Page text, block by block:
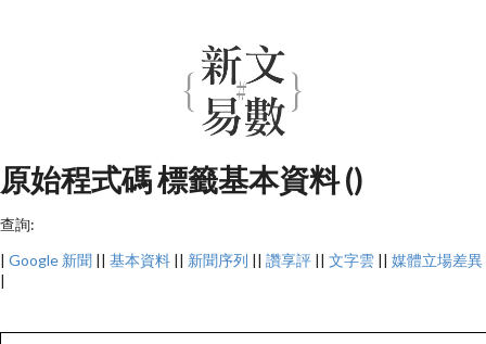
原始程式碼 標籤基本資料 ()
查詢:
| Google 新聞 || 基本資料 || 新聞序列 || 讚享評 || 文字雲 || 媒體立場差異
|